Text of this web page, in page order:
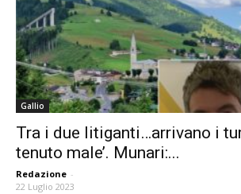
Gallio
Tra i due litiganti…arrivano i
tenuto male’. Munari:...
Redazione -
22 Luglio 2023